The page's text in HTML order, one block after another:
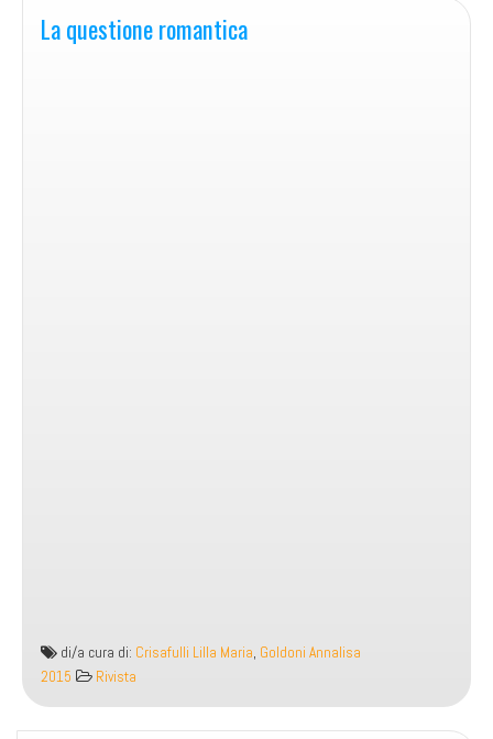
La questione romantica
di/a cura di: Crisafulli Lilla Maria, Goldoni Annalisa
2015
Rivista